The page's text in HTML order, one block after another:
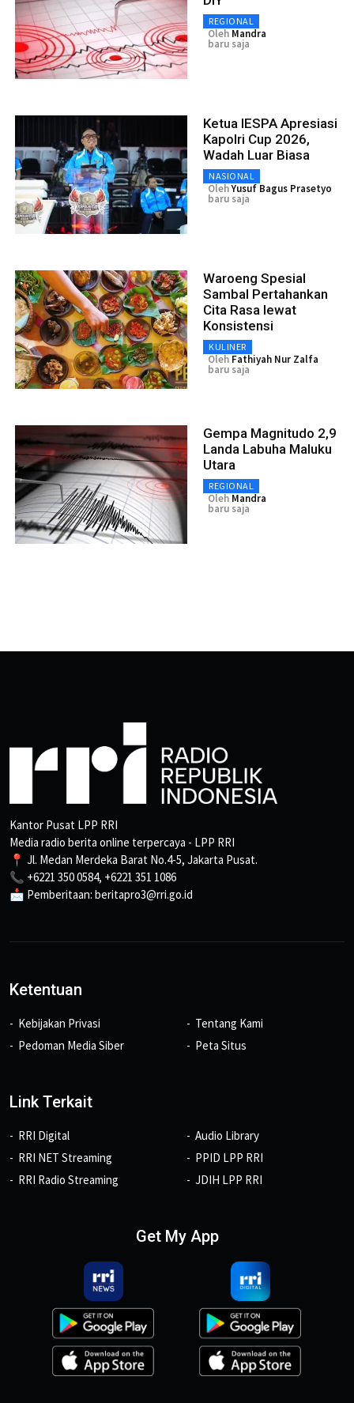
REGIONAL
Oleh Mandra
baru saja
Ketua IESPA Apresiasi
Kapolri Cup 2026,
Wadah Luar Biasa
NASIONAL
OlehYusuf Bagus Prasetyo
baru saja
Waroeng Spesial
Sambal Pertahankan
Cita Rasa lewat
Konsistensi
KULINER
Oleh Fathiyah Nur Zalfa
baru saja
Gempa Magnitudo 2,9
Landa Labuha Maluku
Utara
REGIONAL
Oleh Mandra
baru saja
Kantor Pusat LPP RRI
Media radio berita online terpercaya - LPP RRI
📍 Jl. Medan Merdeka Barat No.4-5, Jakarta Pusat.
📞 +6221 350 0584, +6221 351 1086
📩 Pemberitaan: beritapro3@rri.go.id
Ketentuan
Kebijakan Privasi
Pedoman Media Siber
Tentang Kami
Peta Situs
Link Terkait
RRI Digital
RRI NET Streaming
RRI Radio Streaming
Audio Library
PPID LPP RRI
JDIH LPP RRI
Get My App